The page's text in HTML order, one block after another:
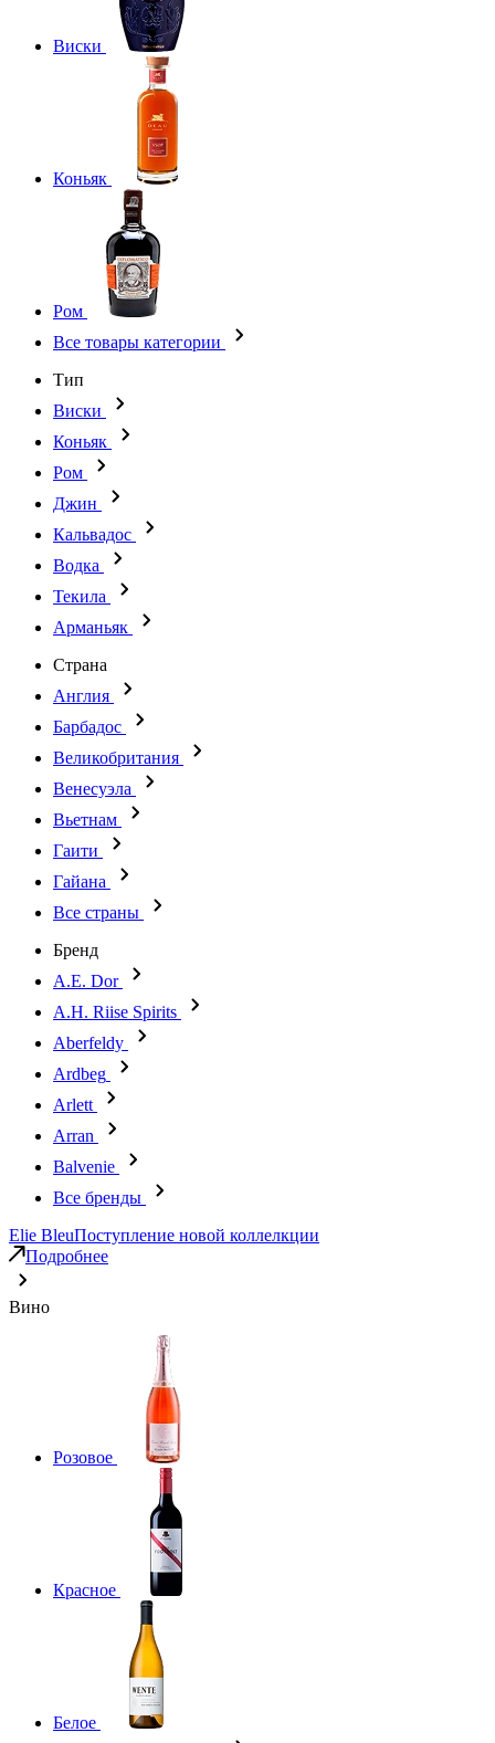
Виски
Коньяк
Ром
Все товары категории
Тип
Виски
Коньяк
Ром
Джин
Кальвадос
Водка
Текила
Арманьяк
Страна
Англия
Барбадос
Великобритания
Венесуэла
Вьетнам
Гаити
Гайана
Все страны
Бренд
A.E. Dor
A.H. Riise Spirits
Aberfeldy
Ardbeg
Arlett
Arran
Balvenie
Все бренды
Elie BleuПоступление новой коллелкции
Подробнее
Вино
Розовое
Красное
Белое